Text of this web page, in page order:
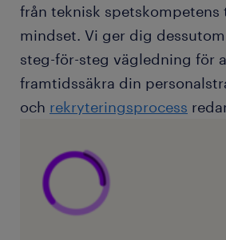
från teknisk
mindset. Vi ger dig
steg-för-steg vägledning för
framtidssäkra din
och rekryteringsprocess